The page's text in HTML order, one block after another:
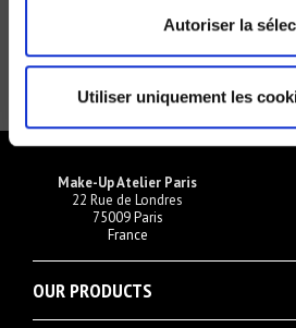
Autoriser la
Utiliser uniquement les
Make-Up Atelier Paris
22 Rue de Londres
75009 Paris
France
OUR PRODUCTS
Recevez toutes les offres en exclusivité